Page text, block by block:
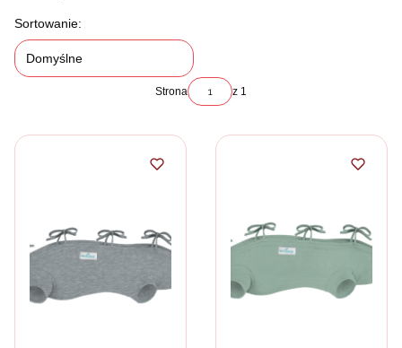
Lista produktów
Sortowanie:
Domyślne
Strona z 1